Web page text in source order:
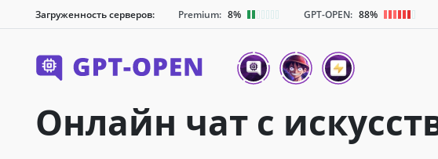
Загруженность серверов: Premium: 8% GPT-OPEN: 88%
Онлайн чат с